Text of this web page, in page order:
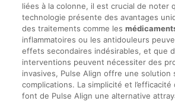
liées à la colonne, il est crucial de noter
technologie présente des avantages
des traitements comme les
inflammatoires ou les antidouleurs
effets secondaires indésirables, et que
interventions peuvent nécessiter des
invasives, Pulse Align offre une solution
complications. La simplicité et
font de Pulse Align une alternative